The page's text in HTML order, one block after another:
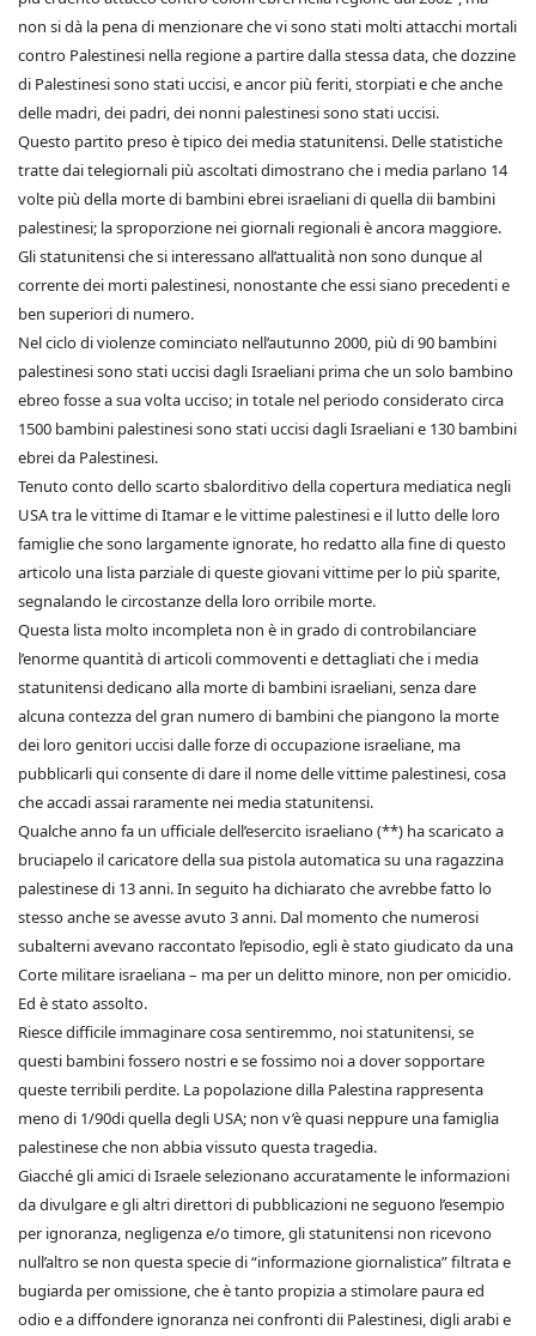
non si dà la pena di menzionare che vi sono stati molti attacchi mortali
contro Palestinesi nella regione a partire dalla stessa data, che dozzine
di Palestinesi sono stati uccisi, e ancor più feriti, storpiati e che anche
delle madri, dei padri, dei nonni palestinesi sono stati uccisi.
Questo partito preso è tipico dei media statunitensi. Delle statistiche
tratte dai telegiornali più ascoltati dimostrano che i media parlano 14
volte più della morte di bambini ebrei israeliani di quella dii bambini
palestinesi; la sproporzione nei giornali regionali è ancora maggiore.
Gli statunitensi che si interessano all’attualità non sono dunque al
corrente dei morti palestinesi, nonostante che essi siano precedenti e
ben superiori di numero.
Nel ciclo di violenze cominciato nell’autunno 2000, più di 90 bambini
palestinesi sono stati uccisi dagli Israeliani prima che un solo bambino
ebreo fosse a sua volta ucciso; in totale nel periodo considerato circa
1500 bambini palestinesi sono stati uccisi dagli Israeliani e 130 bambini
ebrei da Palestinesi.
Tenuto conto dello scarto sbalorditivo della copertura mediatica negli
USA tra le vittime di Itamar e le vittime palestinesi e il lutto delle loro
famiglie che sono largamente ignorate, ho redatto alla fine di questo
articolo una lista parziale di queste giovani vittime per lo più sparite,
segnalando le circostanze della loro orribile morte.
Questa lista molto incompleta non è in grado di controbilanciare
l’enorme quantità di articoli commoventi e dettagliati che i media
statunitensi dedicano alla morte di bambini israeliani, senza dare
alcuna contezza del gran numero di bambini che piangono la morte
dei loro genitori uccisi dalle forze di occupazione israeliane, ma
pubblicarli qui consente di dare il nome delle vittime palestinesi, cosa
che accadi assai raramente nei media statunitensi.
Qualche anno fa un ufficiale dell’esercito israeliano (**) ha scaricato a
bruciapelo il caricatore della sua pistola automatica su una ragazzina
palestinese di 13 anni. In seguito ha dichiarato che avrebbe fatto lo
stesso anche se avesse avuto 3 anni. Dal momento che numerosi
subalterni avevano raccontato l’episodio, egli è stato giudicato da una
Corte militare israeliana – ma per un delitto minore, non per omicidio.
Ed è stato assolto.
Riesce difficile immaginare cosa sentiremmo, noi statunitensi, se
questi bambini fossero nostri e se fossimo noi a dover sopportare
queste terribili perdite. La popolazione dilla Palestina rappresenta
meno di 1/90di quella degli USA; non v’è quasi neppure una famiglia
palestinese che non abbia vissuto questa tragedia.
Giacché gli amici di Israele selezionano accuratamente le informazioni
da divulgare e gli altri direttori di pubblicazioni ne seguono l’esempio
per ignoranza, negligenza e/o timore, gli statunitensi non ricevono
null’altro se non questa specie di “informazione giornalistica” filtrata e
bugiarda per omissione, che è tanto propizia a stimolare paura ed
odio e a diffondere ignoranza nei confronti dii Palestinesi, digli arabi e